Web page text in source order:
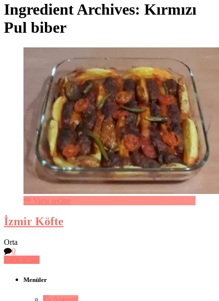
Ingredient Archives: Kırmızı
Pul biber
View recipe
İzmir Köfte
Orta
0
Menüler
Aperatif